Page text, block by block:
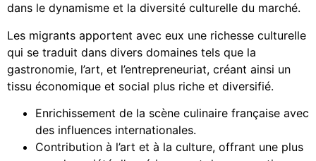
dans le dynamisme et la diversité culturelle du marché.
Les migrants apportent avec eux une richesse culturelle
qui se traduit dans divers domaines tels que la
gastronomie, l’art, et l’entrepreneuriat, créant ainsi un
tissu économique et social plus riche et diversifié.
Enrichissement de la scène culinaire française avec
des influences internationales.
Contribution à l’art et à la culture, offrant une plus